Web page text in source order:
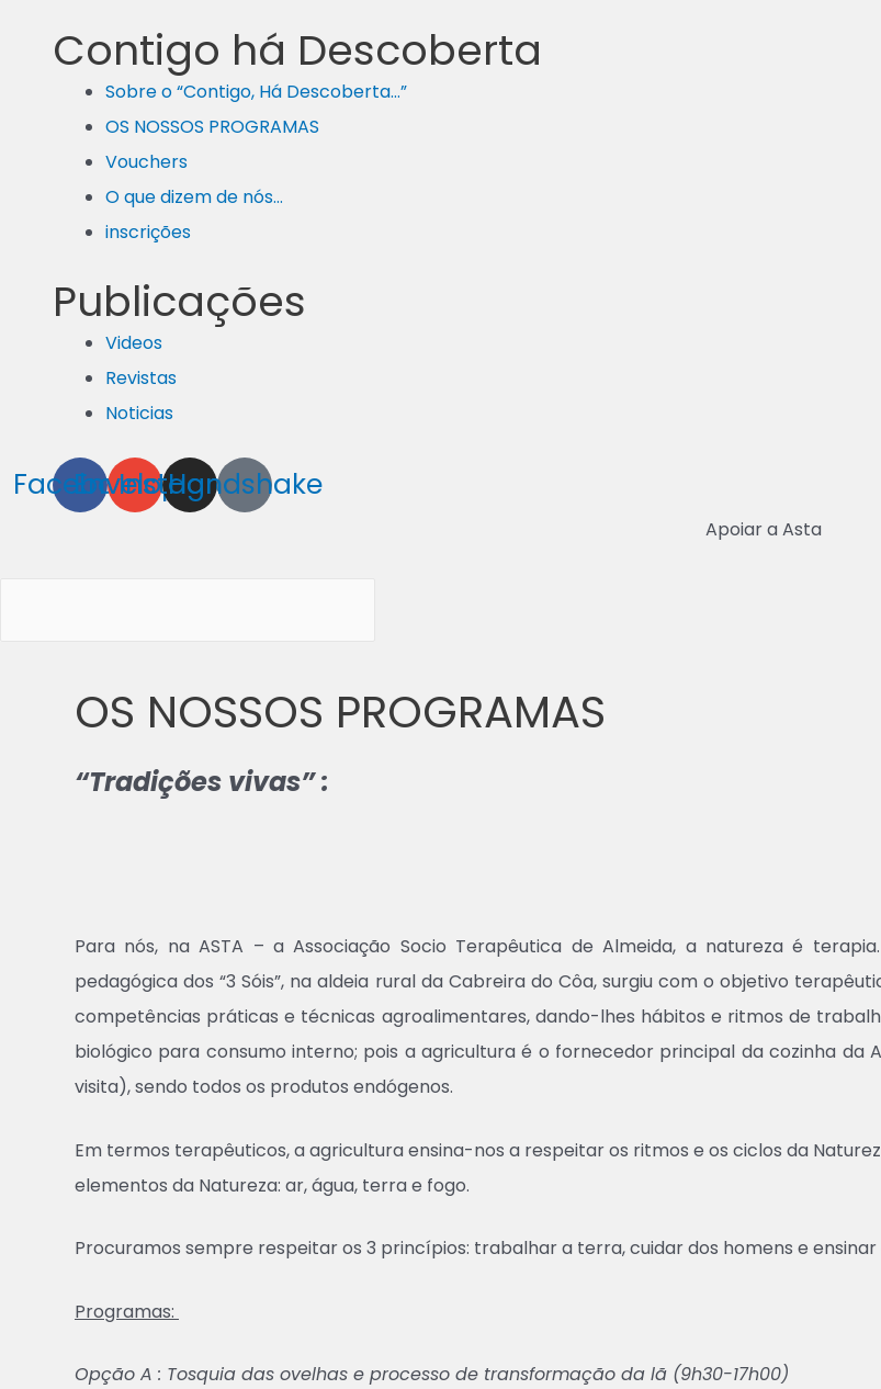
Contigo há Descoberta
Sobre o “Contigo, Há Descoberta…”
OS NOSSOS PROGRAMAS
Vouchers
O que dizem de nós…
inscrições
Publicações
Videos
Revistas
Noticias
Facebook
Envelope
Instagram
Handshake
Apoiar a Asta
OS NOSSOS PROGRAMAS
“Tradições vivas” :
Para nós, na ASTA – a Associação Socio Terapêutica de Almeida, a natureza é
pedagógica dos “3 Sóis”, na aldeia rural da Cabreira do Côa, surgiu com o objetivo
competências práticas e técnicas agroalimentares, dando-lhes hábitos e ritmos de
biológico para consumo interno; pois a agricultura é o fornecedor principal da cozinha da
visita), sendo todos os produtos endógenos.
Em termos terapêuticos, a agricultura ensina-nos a respeitar os ritmos e os ciclos da
elementos da Natureza: ar, água, terra e fogo.
Procuramos sempre respeitar os 3 princípios: trabalhar a terra, cuidar dos homens e
Programas:
Opção A : Tosquia das ovelhas e processo de transformação da lã (9h30-17h00)